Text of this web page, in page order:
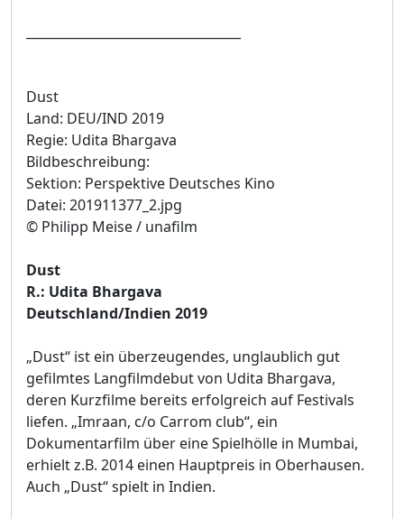
Dust
Land: DEU/IND 2019
Regie: Udita Bhargava
Bildbeschreibung:
Sektion: Perspektive Deutsches Kino
Datei: 201911377_2.jpg
© Philipp Meise / unafilm
Dust
R.: Udita Bhargava
Deutschland/Indien 2019
„Dust“ ist ein überzeugendes, unglaublich gut
gefilmtes Langfilmdebut von Udita Bhargava,
deren Kurzfilme bereits erfolgreich auf Festivals
liefen. „Imraan, c/o Carrom club“, ein
Dokumentarfilm über eine Spielhölle in Mumbai,
erhielt z.B. 2014 einen Hauptpreis in Oberhausen.
Auch „Dust“ spielt in Indien.